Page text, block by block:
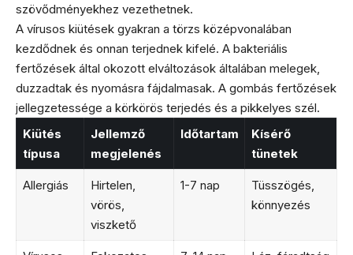
szövődményekhez vezethetnek.
A vírusos kiütések gyakran a törzs középvonalában
kezdődnek és onnan terjednek kifelé. A bakteriális
fertőzések által okozott elváltozások általában melegek,
duzzadtak és nyomásra fájdalmasak. A gombás fertőzések
jellegzetessége a körkörös terjedés és a pikkelyes szél.
Kiütés
típusa
Jellemző
megjelenés
Időtartam
Kísérő
tünetek
Allergiás
Hirtelen,
vörös,
viszkető
1-7 nap
Tüsszögés,
könnyezés